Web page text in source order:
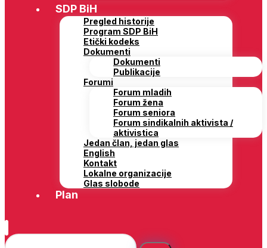
SDP BiH
Pregled historije
Program SDP BiH
Etički kodeks
Dokumenti
Dokumenti
Publikacije
Forumi
Forum mladih
Forum žena
Forum seniora
Forum sindikalnih aktivista /
aktivistica
Jedan član, jedan glas
English
Kontakt
Lokalne organizacije
Glas slobode
Plan